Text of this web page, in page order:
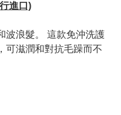
進口)
波浪髮。 這款免沖洗護
可滋潤和對抗毛躁而不